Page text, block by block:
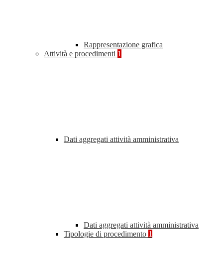
Rappresentazione grafica
Attività e procedimenti 1
Dati aggregati attività amministrativa
Dati aggregati attività amministrativa
Tipologie di procedimento 1